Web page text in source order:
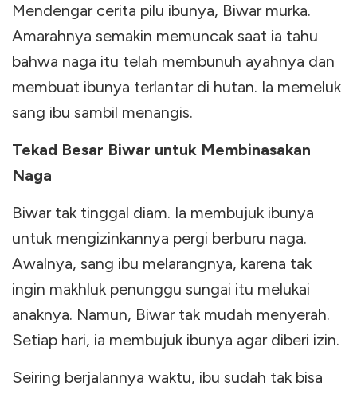
Mendengar cerita pilu ibunya, Biwar murka.
Amarahnya semakin memuncak saat ia tahu
bahwa naga itu telah membunuh ayahnya dan
membuat ibunya terlantar di hutan. Ia memeluk
sang ibu sambil menangis.
Tekad Besar Biwar untuk Membinasakan
Naga
Biwar tak tinggal diam. Ia membujuk ibunya
untuk mengizinkannya pergi berburu naga.
Awalnya, sang ibu melarangnya, karena tak
ingin makhluk penunggu sungai itu melukai
anaknya. Namun, Biwar tak mudah menyerah.
Setiap hari, ia membujuk ibunya agar diberi izin.
Seiring berjalannya waktu, ibu sudah tak bisa